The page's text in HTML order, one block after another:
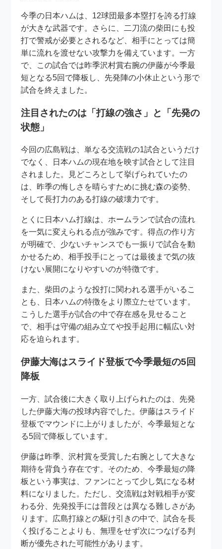
今季の日本ハムは、12球団最多本塁打を誇る打線
が大きな武器です。さらに、二刀流の柴田にも投
打で警戒が必要とされるなど、相手にとっては簡
単に流れを渡せない攻撃力を備えています。一方
で、この試合では昨季沢村賞右腕の伊藤が今季最
短となる5回で降板し、先発陣の小休止という形で
試合を終えました。
注目されたのは「打線の強さ」と「先発の
状態」
今回の広島戦は、単なる交流戦の1試合というだけ
でなく、日本ハムの現在地を映す試合として注目
されました。見どころとして挙げられていたの
は、昨季の悔しさを晴らすために挑む森の姿勢、
そして長打力のある打線の破壊力です。
とくに日本ハム打線は、ホームランで試合の流れ
を一気に変えられる点が強みです。得点の作り方
が明確で、少ないチャンスでも一振りで試合を動
かせるため、相手投手にとっては最後まで気の抜
けない展開になりやすいのが特徴です。
また、柴田のような投打に関われる選手がいるこ
とも、日本ハムの特徴をより際立たせています。
こうした選手が試合の中で存在感を見せること
で、相手は守備の組み立てや投手起用に幅広い対
応を迫られます。
伊藤大海はスライド登板で今季最短の5回
降板
一方、試合後に大きく取り上げられたのは、先発
した伊藤大海の投球内容でした。伊藤はスライド
登板でマウンドに上がりましたが、今季最短とな
る5回で降板しています。
伊藤は昨季、沢村賞を受賞した右腕として大きな
期待を背負う存在です。そのため、今季最短の降
板という事実は、ファンにとって少し気になる材
料になりました。ただし、交流戦は対戦相手が変
わる分、先発投手には普段とは異なる難しさがあ
ります。広島打線との駆け引きの中で、試合を長
く投げることよりも、無理をせず次につなげる判
断が優先された可能性があります。